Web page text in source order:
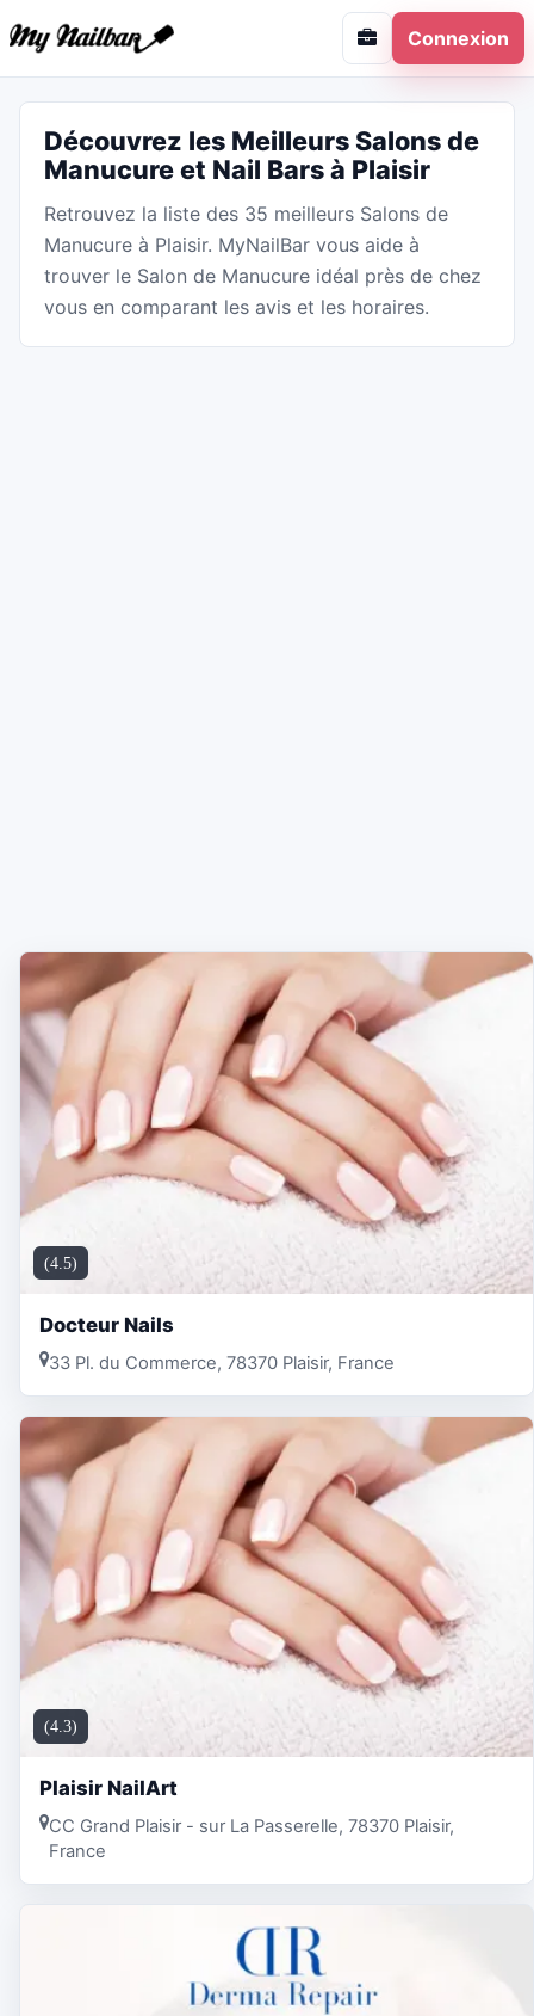
Connexion
Découvrez les Meilleurs Salons de
Manucure et Nail Bars à Plaisir
Retrouvez la liste des 35 meilleurs Salons de
Manucure à Plaisir. MyNailBar vous aide à
trouver le Salon de Manucure idéal près de chez
vous en comparant les avis et les horaires.
(4.5)
Docteur Nails
33 Pl. du Commerce, 78370 Plaisir, France
(4.3)
Plaisir NailArt
CC Grand Plaisir - sur La Passerelle, 78370 Plaisir,
France